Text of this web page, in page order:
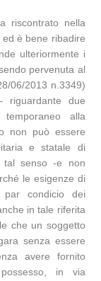
riscontrato nella
è bene ribadire
ulteriormente i
pervenuta al
06/2013 n.3349)
riguardante due
temporaneo alla
non può essere
e statale di
tal senso -e non
le esigenze di
condicio dei
in tale riferita
che un soggetto
senza essere
avere fornito
in via